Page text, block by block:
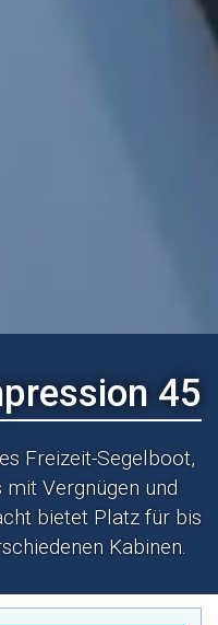
45
Freizeit-Segelboot,
Vergnügen und
bietet Platz für bis
Kabinen.